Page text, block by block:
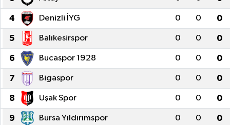
4 Denizli İYG 0 0 0
5 Balıkesirspor 0 0 0
6 Bucaspor 1928 0 0 0
7 Bigaspor 0 0 0
8 Uşak Spor 0 0 0
9 Bursa Yıldırımspor 0 0 0
Foto Galeri
Video
Yazarlar